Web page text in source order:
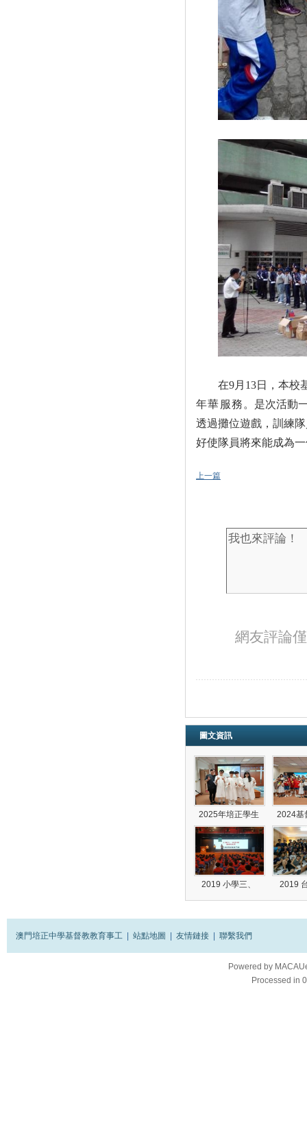
在9月 13日
，本校
年華服務。是次活動
透過攤位遊戲，訓練
好使隊員將來能成為
上一篇
網友評論
圖文資訊
2025年培正學生 2024基
2019 小學三、 2019
澳門培正中學基督教教育事工 站點地圖 友情鏈接 聯繫我們
Powered by
Processed in